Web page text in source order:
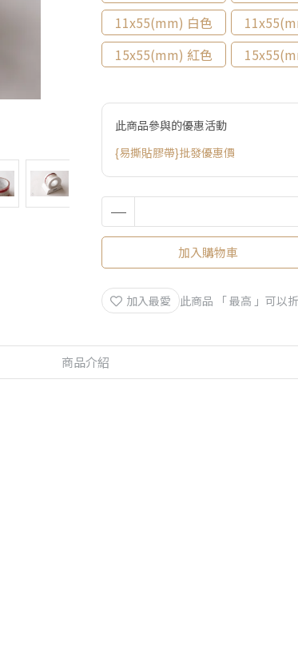
11x55(mm) 白色
15x55(mm) 紅色
此商品參與的優惠活動
{易撕貼膠帶}批發優惠價
加入購物車
加入最愛 此商品 「 最高 」可以
商品介紹